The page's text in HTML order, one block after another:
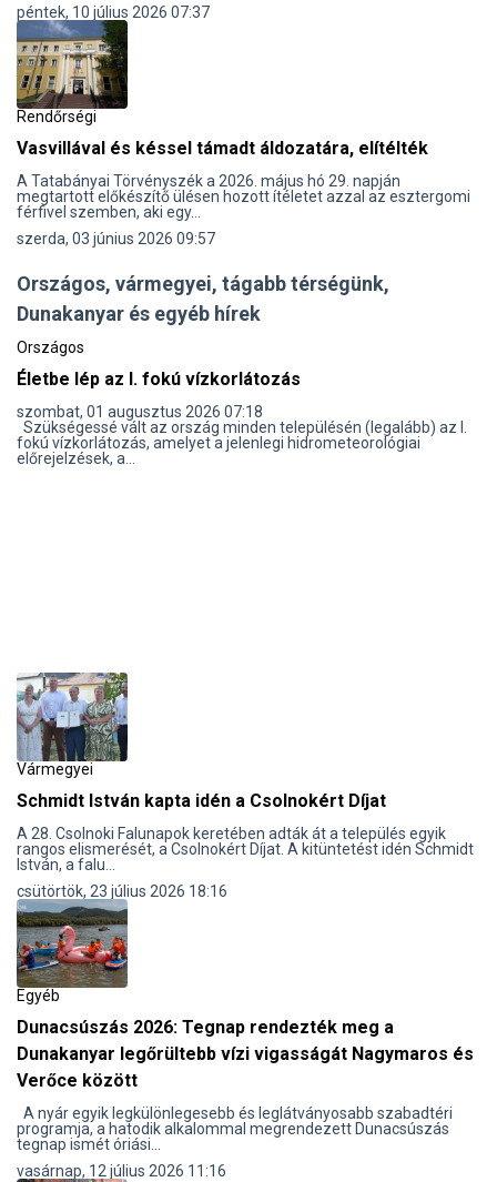
péntek, 10 július 2026 07:37
Rendőrségi
Vasvillával és késsel támadt áldozatára, elítélték
A Tatabányai Törvényszék a 2026. május hó 29. napján
megtartott előkészítő ülésen hozott ítéletet azzal az esztergomi
férfivel szemben, aki egy...
szerda, 03 június 2026 09:57
Országos, vármegyei, tágabb térségünk,
Dunakanyar és egyéb hírek
Országos
Életbe lép az I. fokú vízkorlátozás
szombat, 01 augusztus 2026 07:18
Szükségessé vált az ország minden településén (legalább) az I.
fokú vízkorlátozás, amelyet a jelenlegi hidrometeorológiai
előrejelzések, a...
Vármegyei
Schmidt István kapta idén a Csolnokért Díjat
A 28. Csolnoki Falunapok keretében adták át a település egyik
rangos elismerését, a Csolnokért Díjat. A kitüntetést idén Schmidt
István, a falu...
csütörtök, 23 július 2026 18:16
Egyéb
Dunacsúszás 2026: Tegnap rendezték meg a
Dunakanyar legőrültebb vízi vigasságát Nagymaros és
Verőce között
A nyár egyik legkülönlegesebb és leglátványosabb szabadtéri
programja, a hatodik alkalommal megrendezett Dunacsúszás
tegnap ismét óriási...
vasárnap, 12 július 2026 11:16